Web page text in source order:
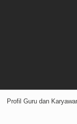
Profil Guru dan